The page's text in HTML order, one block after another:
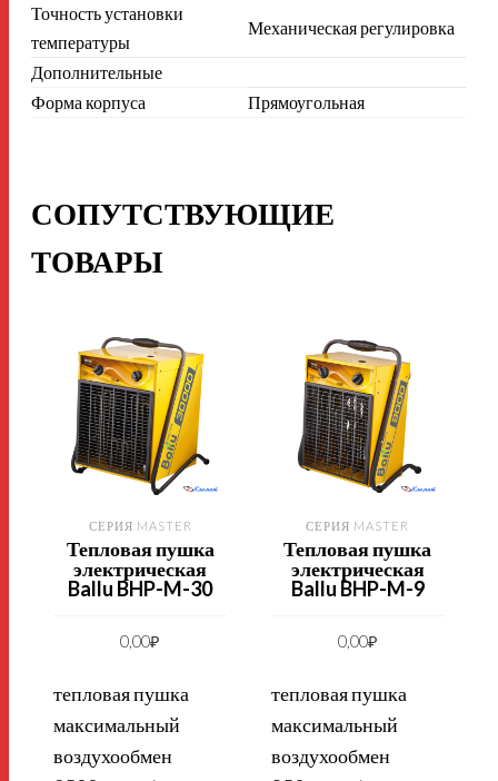
Точность установки
температуры
Механическая регулировка
Дополнительные
Форма корпуса
Прямоугольная
СОПУТСТВУЮЩИЕ
ТОВАРЫ
СЕРИЯ MASTER
Тепловая пушка
электрическая
Ballu BHP-M-30
0,00₽
тепловая пушка
максимальный
воздухообмен
СЕРИЯ MASTER
Тепловая пушка
электрическая
Ballu BHP-M-9
0,00₽
тепловая пушка
максимальный
воздухообмен